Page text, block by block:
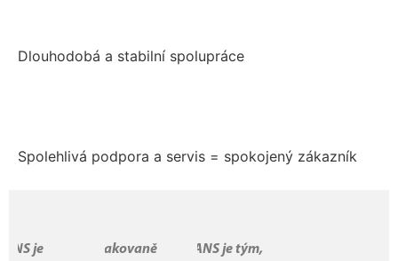
Dlouhodobá a stabilní spolupráce
Spolehlivá podpora a servis = spokojený zákazník
ANS je
Opakovaně
ANS je tým,